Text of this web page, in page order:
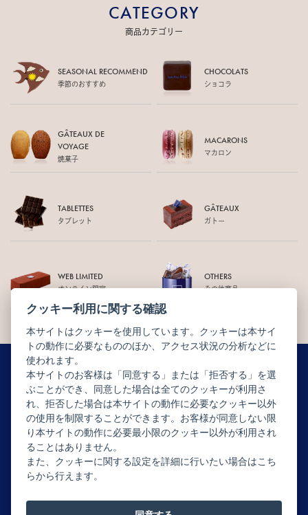
CATEGORY
商品カテゴリー
SEASONAL RECOMMEND
季節のおすすめ
CHOCOLATS
ショコラ
GÂTEAUX DE
VOYAGE
焼菓子
MACARONS
マカロン
TABLETTES
タブレット
GÂTEAUX
ガトー
WEB LIMITED
オンライン限定
OTHERS
その他商品
ニュースレター配信登録はこちら
Copyright © JEAN-PAUL HÉVIN JAPON All rights reserved.
クッキー利用に関する確認
本サイトはクッキーを使用しています。クッキーは本サイ
トの動作に必要なもののほか、アクセス状況の分析などに
使われます。
本サイトのお客様は「同意する」または「拒否する」を選
ぶことができ、同意した場合は全てのクッキーが利用さ
れ、拒否した場合は本サイトの動作に必要なクッキー以外
の使用を制限することができます。お客様が同意しない限
り本サイトの動作に必要最小限のクッキー以外が利用され
ることはありません。
また、クッキーに関する設定を詳細に行いたい場合はこち
らから行えます。